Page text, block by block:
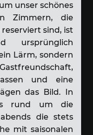
unser schönes
Zimmern, die
sind, ist
ursprünglich
Lärm, sondern
und eine
das Bild. In
rund um die
die stets
mit saisonalen